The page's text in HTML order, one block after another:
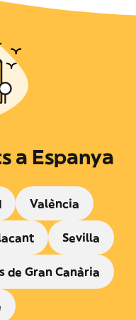
a Espanya
València
Sevilla
de Gran Canària